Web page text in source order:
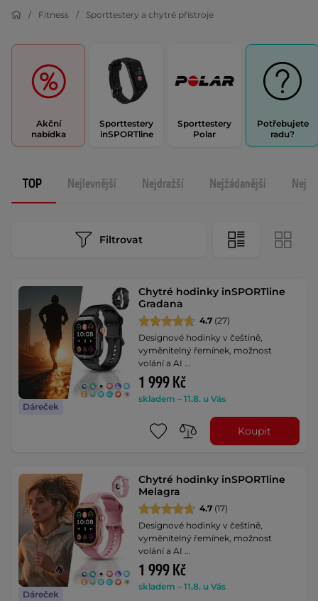
Fitness Sporttestery a chytré přístroje
Akční
nabídka
Sporttestery
inSPORTline
Sporttestery
Polar
Potřebujete
radu?
TOP Nejlevnější Nejdražší Nejžádanější
Filtrovat
Dáreček
Chytré hodinky inSPORTline
Gradana
4.7 (27)
Designové hodinky v češtině,
vyměnitelný řemínek, možnost
volání a AI …
1 999 Kč
skladem – 11.8. u Vás
Koupit
Dáreček
Chytré hodinky inSPORTline
Melagra
4.7 (17)
Designové hodinky v češtině,
vyměnitelný řemínek, možnost
volání a AI …
1 999 Kč
skladem – 11.8. u Vás